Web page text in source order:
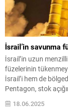
İsrail’in savunma
İsrail’in uzun
füzelerinin
İsrail’i hem de
Pentagon, stok
gönderdi.
18.06.2025